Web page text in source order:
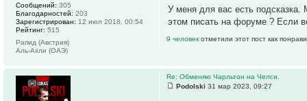
У меня для вас есть
этом писать на форуме ? Если
9 человек отметили этот пост как
Сообщений: 305
Благодарностей: 203
Зарегистрирован: 12 июл 2018, 00:54
Рейтинг: 515
Рапид (Австрия)
Аль-Ахли (ОАЭ)
Re: Обменяю Чарльтон на Челси.
Podolski 31 мар 2023, 09:27